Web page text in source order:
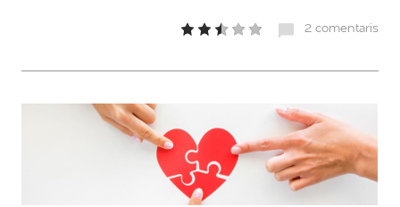
2 comentaris